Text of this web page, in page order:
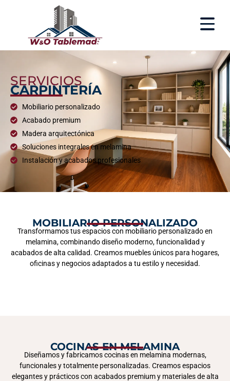
SERVICIOS
CARPINTERÍA
Mobiliario personalizado
Acabado premium
Madera arquitectónica
Soluciones integrales en melamina
Instalación y acabados profesionales
MOBILIARIO PERSONALIZADO
Transformamos tus espacios con mobiliario personalizado en
melamina, combinando diseño moderno, funcionalidad y
acabados de alta calidad. Creamos muebles únicos para hogares,
oficinas y negocios adaptados a tu estilo y necesidad.
COCINAS EN MELAMINA
Diseñamos y fabricamos cocinas en melamina modernas,
funcionales y totalmente personalizadas. Creamos espacios
elegantes y prácticos con acabados premium y materiales de alta